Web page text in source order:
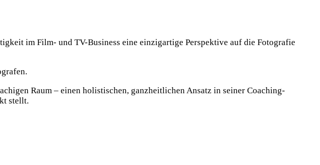
im Film- und TV-Business eine einzigartige Perspektive auf die Fotografie
Raum – einen holistischen, ganzheitlichen Ansatz in seiner Coaching-
stellt.